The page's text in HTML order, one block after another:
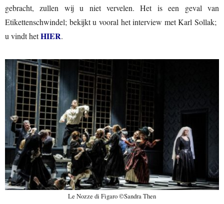
gebracht, zullen wij u niet vervelen. Het is een geval van
Etikettenschwindel; bekijkt u vooral het interview met Karl Sollak;
u vindt hetHIER.
Le Nozze di Figaro ©Sandra Then